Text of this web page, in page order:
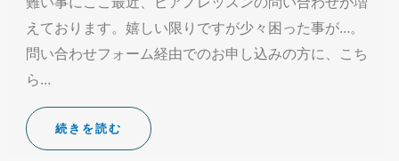
えております。嬉しい限りですが少々困った事が…。
問い合わせフォーム経由でのお申し込みの方に、こち
ら…
続きを読む